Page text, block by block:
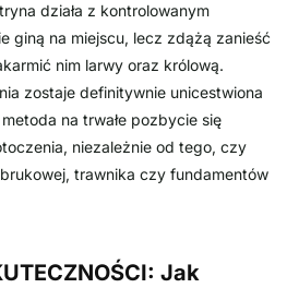
działa z kontrolowanym
giną na miejscu, lecz zdążą zanieść
nim larwy oraz królową.
zostaje definitywnie unicestwiona
na trwałe pozbycie się
niezależnie od tego, czy
trawnika czy fundamentów
Jak